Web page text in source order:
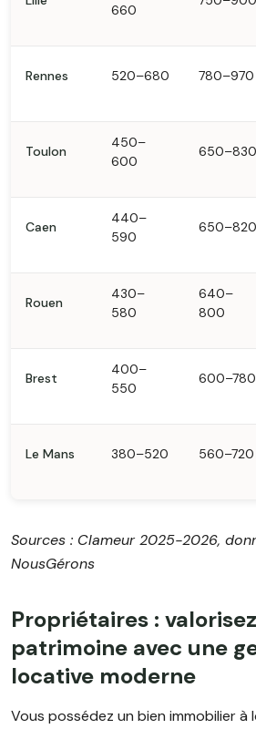
660
Rennes 520–680 780–970
Toulon
450–
600
650–830
Caen
440–
590
650–820
Rouen
430–
580
640–
800
Brest
400–
550
600–780
Le Mans 380–520 560–720
Sources : Clameur 2025-2026,
NousGérons
Propriétaires :
patrimoine avec une
locative moderne
Vous possédez un bien immobilier à